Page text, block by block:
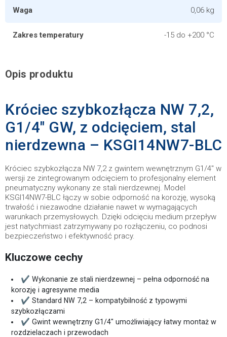
Waga 0,06 kg
Zakres temperatury -15 do +200 °C
Opis produktu
Króciec szybkozłącza NW 7,2,
G1/4" GW, z odcięciem, stal
nierdzewna – KSGI14NW7-BLC
Króciec szybkozłącza NW 7,2 z gwintem wewnętrznym G1/4" w
wersji ze zintegrowanym odcięciem to profesjonalny element
pneumatyczny wykonany ze stali nierdzewnej. Model
KSGI14NW7-BLC łączy w sobie odporność na korozję, wysoką
trwałość i niezawodne działanie nawet w wymagających
warunkach przemysłowych. Dzięki odcięciu medium przepływ
jest natychmiast zatrzymywany po rozłączeniu, co podnosi
bezpieczeństwo i efektywność pracy.
Kluczowe cechy
✔ Wykonanie ze stali nierdzewnej – pełna odporność na
korozję i agresywne media
✔ Standard NW 7,2 – kompatybilność z typowymi
szybkozłączami
✔ Gwint wewnętrzny G1/4" umożliwiający łatwy montaż w
rozdzielaczach i przewodach